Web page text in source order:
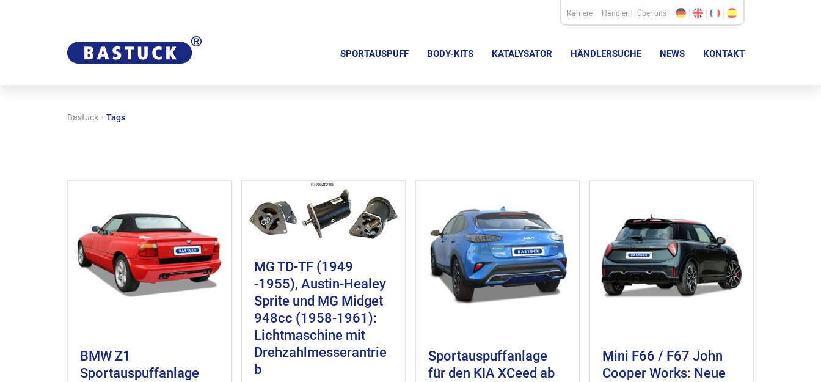
Karriere Händler Über uns
ü
b
r
s
p
r
i
n
SPORTAUSPUFF BODY-KITS KATALYSATOR HÄNDLERSUCHE NEWS KONTAKT
Bastuck - Tags
BMW Z1
Sportauspuffanlage
MG TD-TF (1949
-1955), Austin-Healey
Sprite und MG Midget
948cc (1958-1961):
Lichtmaschine mit
Drehzahlmesserantrie
b
Sportauspuffanlage
für den KIA XCeed ab
Mini F66 / F67 John
Cooper Works: Neue